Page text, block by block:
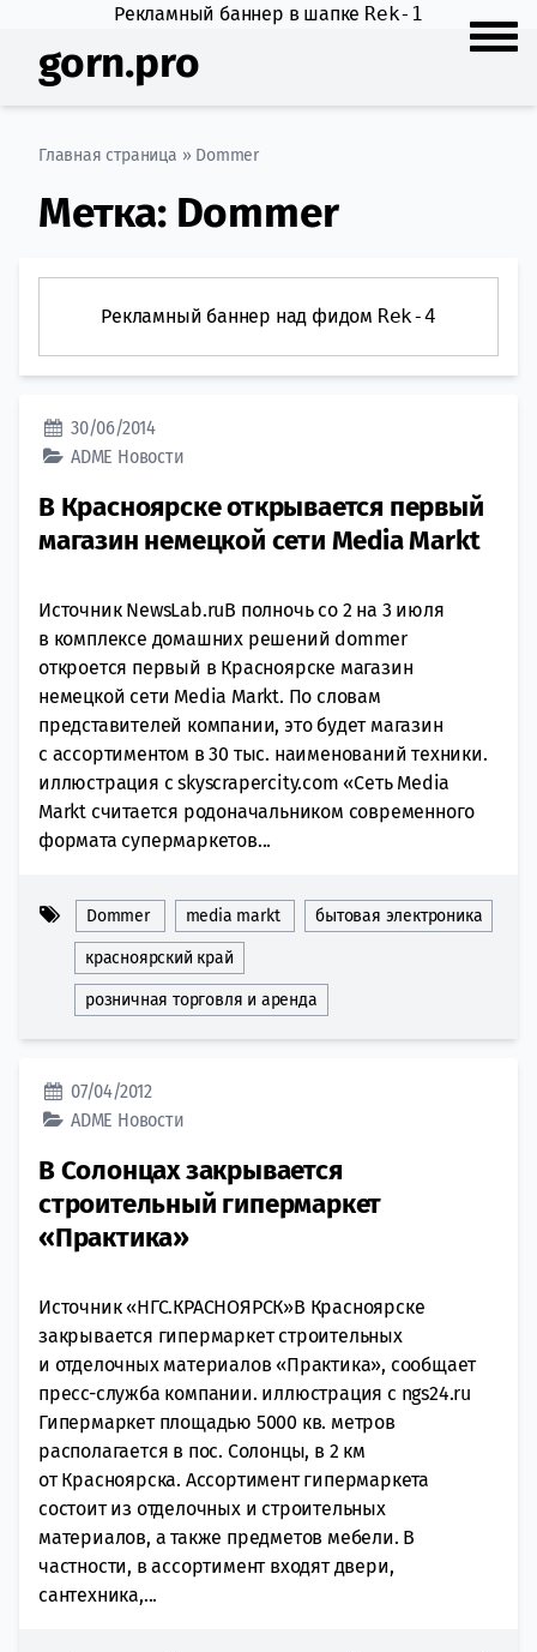
Рекламный баннер в шапке Rek-1
gorn.pro
Главная страница » Dommer
Метка: Dommer
Рекламный баннер над фидом Rek-4
30/06/2014
ADME Новости
В Красноярске открывается первый
магазин немецкой сети Media Markt
Источник NewsLab.ruВ полночь со 2 на 3 июля
в комплексе домашних решений dommer
откроется первый в Красноярске магазин
немецкой сети Media Markt. По словам
представителей компании, это будет магазин
с ассортиментом в 30 тыс. наименований техники.
иллюстрация с skyscrapercity.com «Сеть Media
Markt считается родоначальником современного
формата супермаркетов...
Dommer media markt бытовая электроника
красноярский край
розничная торговля и аренда
07/04/2012
ADME Новости
В Солонцах закрывается
строительный гипермаркет
«Практика»
Источник «НГС.КРАСНОЯРСК»В Красноярске
закрывается гипермаркет строительных
и отделочных материалов «Практика», сообщает
пресс-служба компании. иллюстрация с ngs24.ru
Гипермаркет площадью 5000 кв. метров
располагается в пос. Солонцы, в 2 км
от Красноярска. Ассортимент гипермаркета
состоит из отделочных и строительных
материалов, а также предметов мебели. В
частности, в ассортимент входят двери,
сантехника,...